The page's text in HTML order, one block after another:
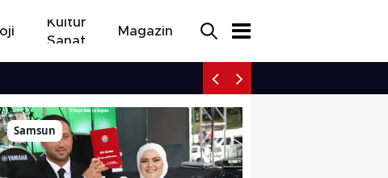
Kültür
Sanat
Magazin
Samsun